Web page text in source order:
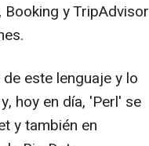
y TripAdvisor
este lenguaje y lo
hoy en día, 'Perl' se
y también en